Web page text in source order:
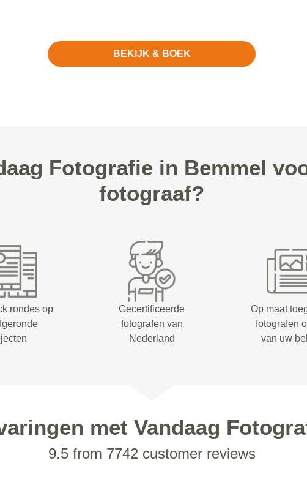
BEKIJK & BOEK
Fotografie in Bemmel
fotograaf?
rondes op
Gecertificeerde
fotografen van
Nederland
Op maat
fotografen
van uw
met Vandaag
9.5 from 7742 customer reviews